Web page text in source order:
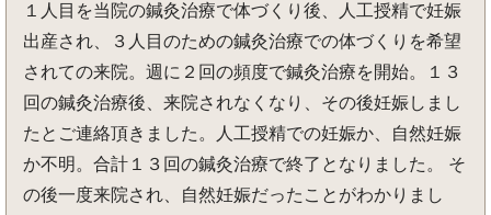
１人目を当院の鍼灸治療で体づくり後、人工授精で妊娠
出産され、３人目のための鍼灸治療での体づくりを希望
されての来院。週に２回の頻度で鍼灸治療を開始。１３
回の鍼灸治療後、来院されなくなり、その後妊娠しまし
たとご連絡頂きました。人工授精での妊娠か、自然妊娠
か不明。合計１３回の鍼灸治療で終了となりました。 そ
の後一度来院され、自然妊娠だったことがわかりまし